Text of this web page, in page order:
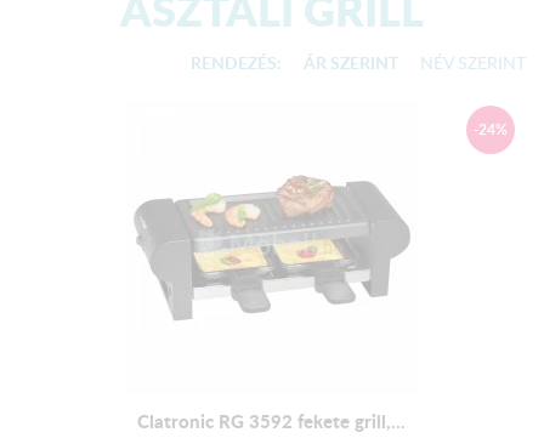
RENDEZÉS: ÁR SZERINT NÉV SZERINT
-24%
Clatronic RG 3592 fekete grill,...